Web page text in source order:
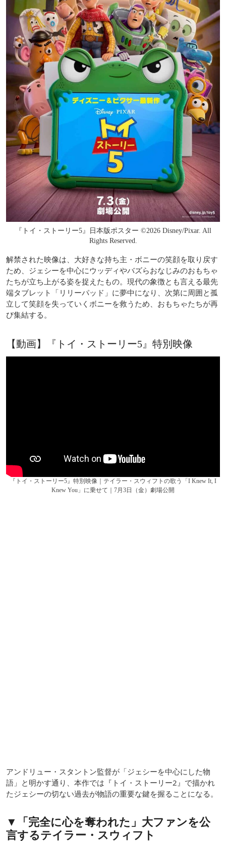
『トイ・ストーリー5』日本版ポスター ©2026 Disney/Pixar. All
Rights Reserved.
解禁された映像は、大好きな持ち主・ボニーの笑顔を取り戻す
ため、ジェシーを中心にウッディやバズらおなじみのおもちゃ
たちが立ち上がる姿を捉えたもの。現代の象徴とも言える最先
端タブレット「リリーパッド」に夢中になり、次第に周囲と孤
立して笑顔を失っていくボニーを救うため、おもちゃたちが再
び集結する。
【動画】『トイ・ストーリー5』特別映像
『トイ・ストーリー5』特別映像｜テイラー・スウィフトの歌う「I Knew It, I
Knew You」に乗せて｜7月3日（金）劇場公開
アンドリュー・スタントン監督が「ジェシーを中心にした物
語」と明かす通り、本作では『トイ・ストーリー2』で描かれ
たジェシーの切ない過去が物語の重要な鍵を握ることになる。
▼「完全に心を奪われた」大ファンを公
言するテイラー・スウィフト